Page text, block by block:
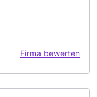
Firma bewerten